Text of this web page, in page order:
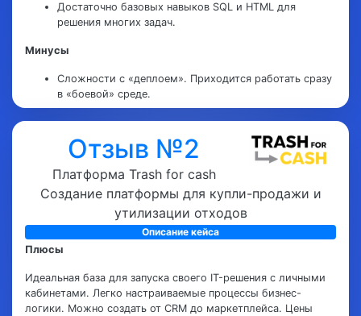
Достаточно базовых навыков SQL и HTML для
решения многих задач.
Минусы
Сложности с «деплоем». Приходится работать сразу
в «боевой» среде.
Ощутил недостаток специалистов у разработчика для
выполнения задач. Но я надеюсь эта проблема решиться с
развитием и ростом популярности платформы. Еще в "зону
роста" для команды разработчика могу отнести плохое
тестирование реализуемых кастомных решений. Желаю
успехов проекту. Рекомендую коллегам из отрасли.
Отзыв №2
Платформа Trash for cash
Создание платформы для купли-продажи и
утилизации отходов
Описание кейса
Плюсы
Идеальная база для запуска своего IT-решения с личными
кабинетами. Легко настраиваемые процессы бизнес-
логики. Можно создать от CRM до маркетплейса. Цены